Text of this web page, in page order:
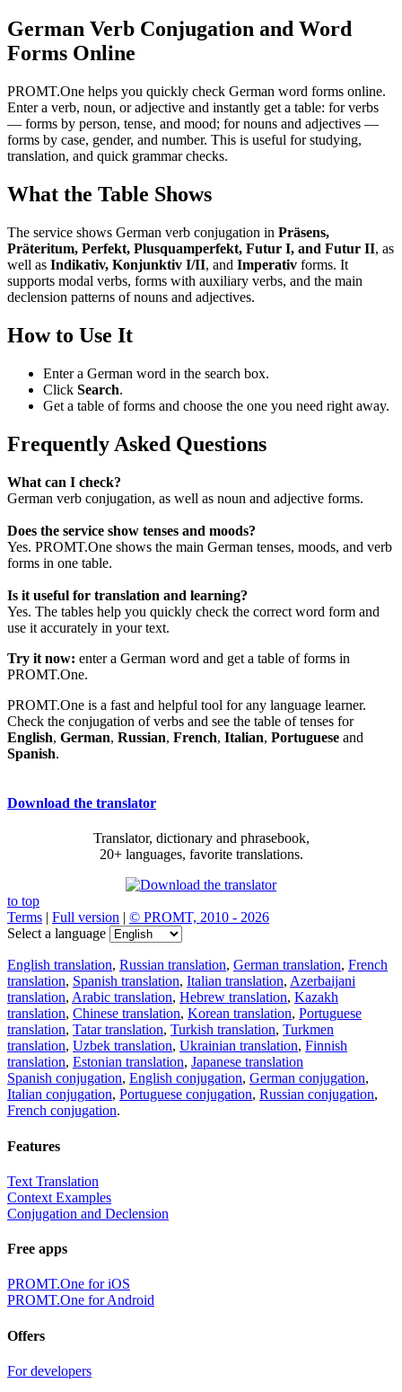
German Verb Conjugation and Word
Forms Online
PROMT.One helps you quickly check German word forms online.
Enter a verb, noun, or adjective and instantly get a table: for verbs
— forms by person, tense, and mood; for nouns and adjectives —
forms by case, gender, and number. This is useful for studying,
translation, and quick grammar checks.
What the Table Shows
The service shows German verb conjugation in Präsens,
Präteritum, Perfekt, Plusquamperfekt, Futur I, and Futur II, as
well as Indikativ, Konjunktiv I/II, and Imperativ forms. It
supports modal verbs, forms with auxiliary verbs, and the main
declension patterns of nouns and adjectives.
How to Use It
Enter a German word in the search box.
Click Search.
Get a table of forms and choose the one you need right away.
Frequently Asked Questions
What can I check?
German verb conjugation, as well as noun and adjective forms.
Does the service show tenses and moods?
Yes. PROMT.One shows the main German tenses, moods, and verb
forms in one table.
Is it useful for translation and learning?
Yes. The tables help you quickly check the correct word form and
use it accurately in your text.
Try it now: enter a German word and get a table of forms in
PROMT.One.
PROMT.One is a fast and helpful tool for any language learner.
Check the conjugation of verbs and see the table of tenses for
English, German, Russian, French, Italian, Portuguese and
Spanish.
Download the translator
Translator, dictionary and phrasebook,
20+ languages, favorite translations.
to top
Terms | Full version | © PROMT, 2010 - 2026
Select a language
English translation, Russian translation, German translation, French
translation, Spanish translation, Italian translation, Azerbaijani
translation, Arabic translation, Hebrew translation, Kazakh
translation, Chinese translation, Korean translation, Portuguese
translation, Tatar translation, Turkish translation, Turkmen
translation, Uzbek translation, Ukrainian translation, Finnish
translation, Estonian translation, Japanese translation
Spanish conjugation, English conjugation, German conjugation,
Italian conjugation, Portuguese conjugation, Russian conjugation,
French conjugation.
Features
Text Translation
Context Examples
Conjugation and Declension
Free apps
PROMT.One for iOS
PROMT.One for Android
Offers
For developers